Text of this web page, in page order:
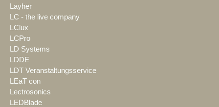
Layher
LC - the live company
LClux
LCPro
LD Systems
LDDE
LDT Veranstaltungsservice
LEaT con
Lectrosonics
LEDBlade